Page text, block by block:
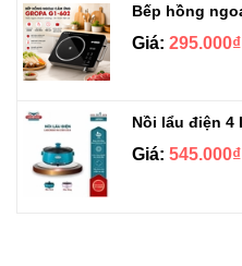
Bếp hồng
Giá: 295.000₫
Nồi lẩu điện 4
Giá: 545.000₫